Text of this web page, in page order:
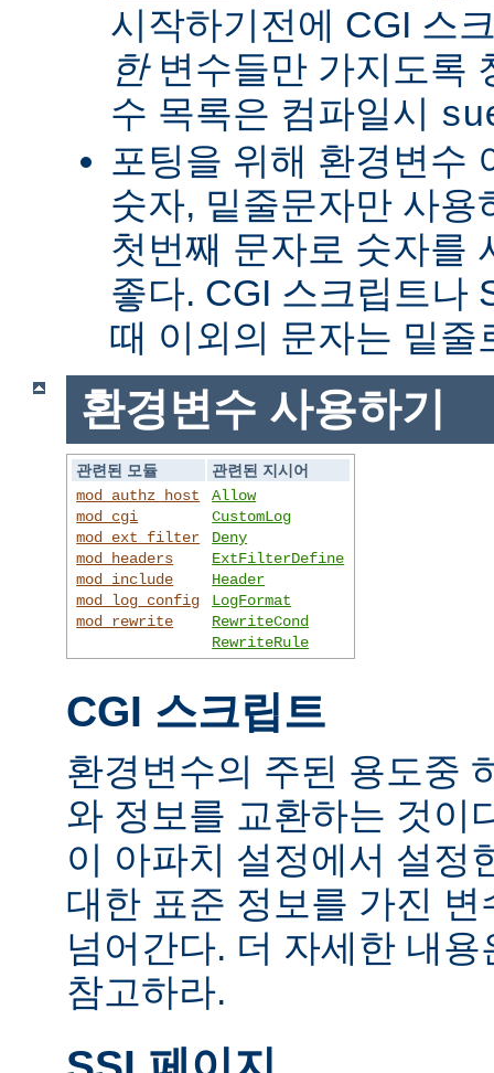
시작하기전에 CGI 스
한변수들만 가지도록
수 목록은 컴파일시
포팅을 위해 환경변수
숫자, 밑줄문자만 사용
첫번째 문자로 숫자를
좋다. CGI 스크립트나
때 이외의 문자는 밑줄
환경변수 사용하기
관련된 모듈
관련된 지시어
mod_authz_host
mod_cgi
mod_ext_filter
mod_headers
mod_include
mod_log_config
mod_rewrite
Allow
CustomLog
Deny
ExtFilterDefine
Header
LogFormat
RewriteCond
RewriteRule
CGI 스크립트
환경변수의 주된 용도중
와 정보를 교환하는 것이
이 아파치 설정에서 설정
대한 표준 정보를 가진
넘어간다. 더 자세한 내
참고하라.